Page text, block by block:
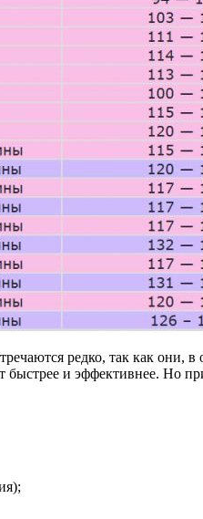
редко, так как
и эффективнее. Но